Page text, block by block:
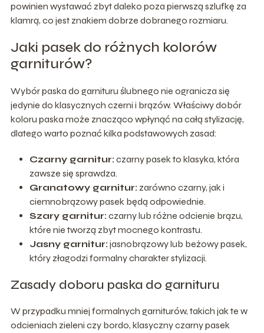
powinien wystawać zbyt daleko poza pierwszą szlufkę za
klamrą, co jest znakiem dobrze dobranego rozmiaru.
Jaki pasek do różnych kolorów
garniturów?
Wybór paska do garnituru ślubnego nie ogranicza się
jedynie do klasycznych czerni i brązów. Właściwy dobór
koloru paska może znacząco wpłynąć na całą stylizację,
dlatego warto poznać kilka podstawowych zasad:
Czarny garnitur: czarny pasek to klasyka, która
zawsze się sprawdza.
Granatowy garnitur: zarówno czarny, jak i
ciemnobrązowy pasek będą odpowiednie.
Szary garnitur: czarny lub różne odcienie brązu,
które nie tworzą zbyt mocnego kontrastu.
Jasny garnitur: jasnobrązowy lub beżowy pasek,
który złagodzi formalny charakter stylizacji.
Zasady doboru paska do garnituru
W przypadku mniej formalnych garniturów, takich jak te w
odcieniach zieleni czy bordo, klasyczny czarny pasek